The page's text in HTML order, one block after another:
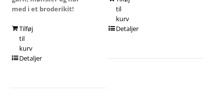
med i et broderikit!
Tilføj
til
kurv
Detaljer
til
kurv
Detaljer